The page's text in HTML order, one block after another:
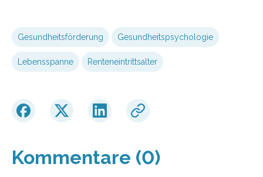
Gesundheitsförderung Gesundheitspsychologie
Lebensspanne Renteneintrittsalter
Kommentare (0)